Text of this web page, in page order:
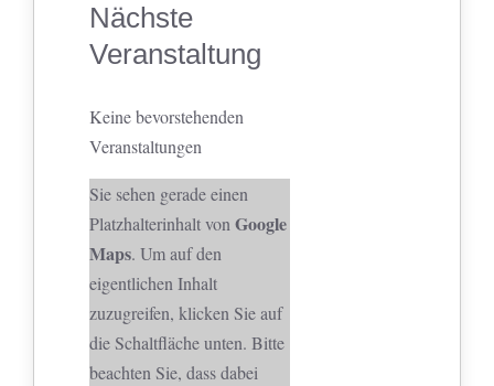
Nächste
Veranstaltung
Keine bevorstehenden
Veranstaltungen
Sie sehen gerade einen
Platzhalterinhalt vonGoogle
Maps. Um auf den
eigentlichen Inhalt
zuzugreifen, klicken Sie auf
die Schaltfläche unten. Bitte
beachten Sie, dass dabei